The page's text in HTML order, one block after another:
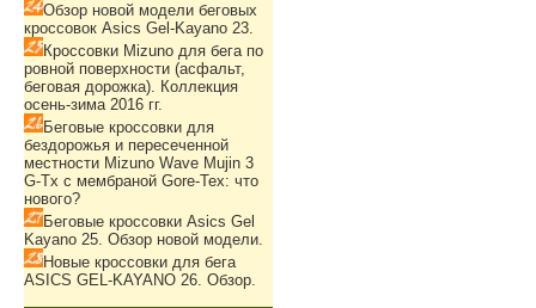
Обзор новой модели беговых
кроссовок Asics Gel-Kayano 23.
Кроссовки Mizuno для бега по
ровной поверхности (асфальт,
беговая дорожка). Коллекция
осень-зима 2016 гг.
Беговые кроссовки для
бездорожья и пересеченной
местности Mizuno Wave Mujin 3
G-Tx с мембраной Gore-Tex: что
нового?
Беговые кроссовки Asics Gel
Kayano 25. Обзор новой модели.
Новые кроссовки для бега
ASICS GEL-KAYANO 26. Обзор.